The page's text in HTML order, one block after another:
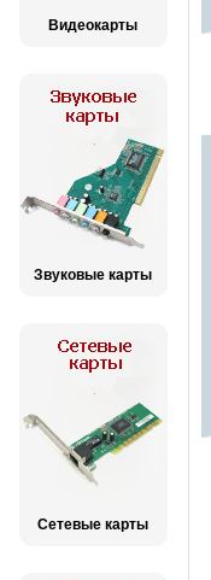
Видеокарты
Звуковые карты
Сетевые карты